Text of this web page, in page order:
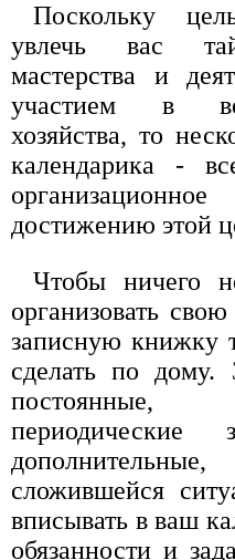
Поскольку
увлечь вас
мастерства и
участием в
хозяйства, то
календарика -
достижению этой
Чтобы ничего
организовать
записную книжку
сделать по дому.
сложившейся
вписывать в ваш
обязанности и